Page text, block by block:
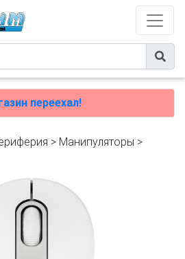
переехал!
> Манипуляторы >